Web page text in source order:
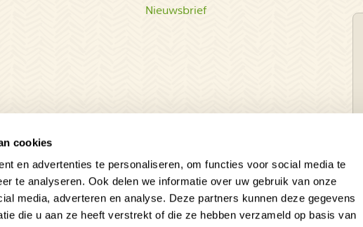
cookies
en advertenties te personaliseren, om functies voor social media te
te analyseren. Ook delen we informatie over uw gebruik van onze
media, adverteren en analyse. Deze partners kunnen deze gegevens
die u aan ze heeft verstrekt of die ze hebben verzameld op basis van
Nieuwsbrief